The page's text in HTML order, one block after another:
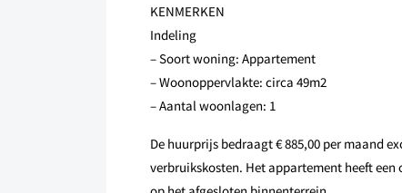
KENMERKEN
Indeling
– Soort woning: Appartement
– Woonoppervlakte: circa 49m2
– Aantal woonlagen: 1
De huurprijs bedraagt € 885,00 per maand
verbruikskosten. Het appartement heeft